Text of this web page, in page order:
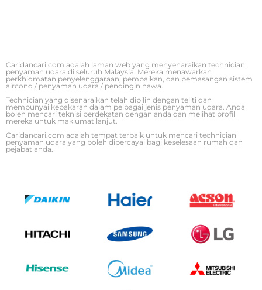
Caridancari.com adalah laman web yang menyenaraikan technician
penyaman udara di seluruh Malaysia. Mereka menawarkan
perkhidmatan penyelenggaraan, pembaikan, dan pemasangan sistem
aircond / penyaman udara / pendingin hawa.
Technician yang disenaraikan telah dipilih dengan teliti dan
mempunyai kepakaran dalam pelbagai jenis penyaman udara. Anda
boleh mencari teknisi berdekatan dengan anda dan melihat profil
mereka untuk maklumat lanjut.
Caridancari.com adalah tempat terbaik untuk mencari technician
penyaman udara yang boleh dipercayai bagi keselesaan rumah dan
pejabat anda.